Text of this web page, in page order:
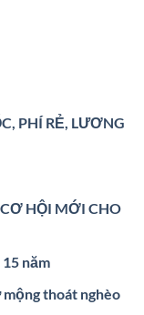
PHÍ RẺ, LƯƠNG
HỘI MỚI CHO
năm
thoát nghèo